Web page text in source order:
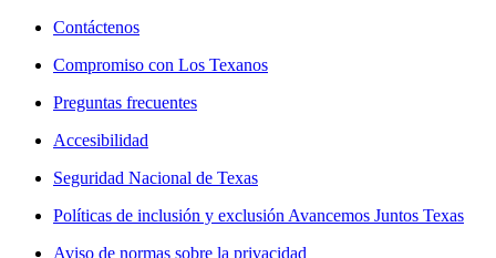
Contáctenos
Compromiso con Los Texanos
Preguntas frecuentes
Accesibilidad
Seguridad Nacional de Texas
Políticas de inclusión y exclusión Avancemos Juntos Texas
Aviso de normas sobre la privacidad